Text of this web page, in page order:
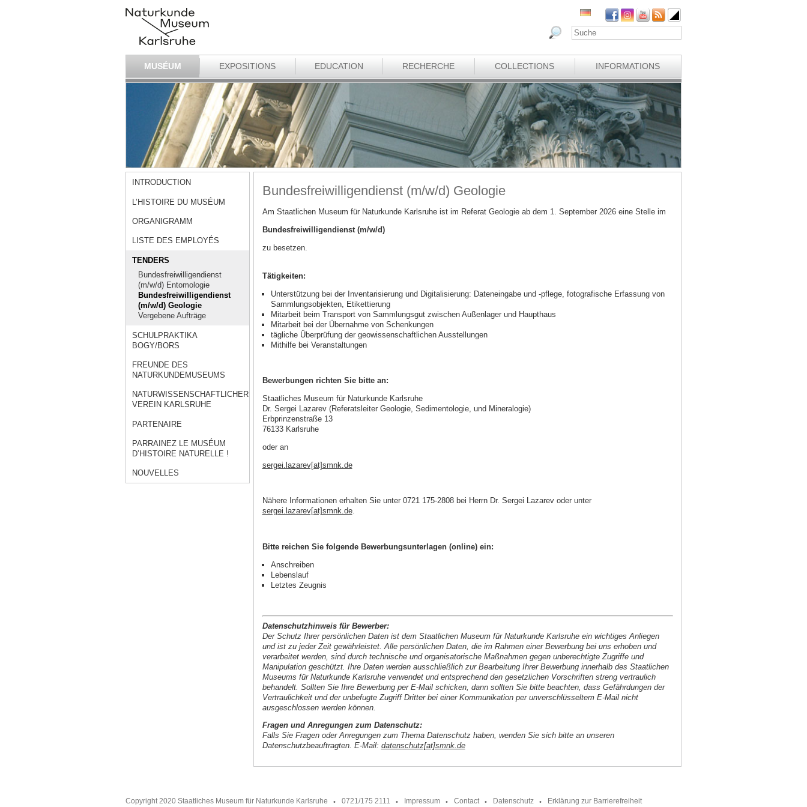
MUSÉUM EXPOSITIONS EDUCATION RECHERCHE COLLECTIONS INFORMATIONS
INTRODUCTION
L’HISTOIRE DU MUSÉUM
ORGANIGRAMM
LISTE DES EMPLOYÉS
TENDERS
Bundesfreiwilligendienst
(m/w/d) Entomologie
Bundesfreiwilligendienst
(m/w/d) Geologie
Vergebene Aufträge
SCHULPRAKTIKA
BOGY/BORS
FREUNDE DES
NATURKUNDEMUSEUMS
NATURWISSENSCHAFTLICHER
VEREIN KARLSRUHE
PARTENAIRE
PARRAINEZ LE MUSÉUM
D’HISTOIRE NATURELLE !
NOUVELLES
Bundesfreiwilligendienst (m/w/d) Geologie
Am Staatlichen Museum für Naturkunde Karlsruhe ist im Referat Geologie ab dem 1. September 2026 eine Stelle im
Bundesfreiwilligendienst (m/w/d)
zu besetzen.
Tätigkeiten:
Unterstützung bei der Inventarisierung und Digitalisierung: Dateneingabe und -pflege, fotografische Erfassung von
Sammlungsobjekten, Etikettierung
Mitarbeit beim Transport von Sammlungsgut zwischen Außenlager und Haupthaus
Mitarbeit bei der Übernahme von Schenkungen
tägliche Überprüfung der geowissenschaftlichen Ausstellungen
Mithilfe bei Veranstaltungen
Bewerbungen richten Sie bitte an:
Staatliches Museum für Naturkunde Karlsruhe
Dr. Sergei Lazarev (Referatsleiter Geologie, Sedimentologie, und Mineralogie)
Erbprinzenstraße 13
76133 Karlsruhe
oder an
sergei.lazarev[at]smnk.de
Nähere Informationen erhalten Sie unter 0721 175-2808 bei Herrn Dr. Sergei Lazarev oder unter
sergei.lazarev[at]smnk.de.
Bitte reichen Sie folgende Bewerbungsunterlagen (online) ein:
Anschreiben
Lebenslauf
Letztes Zeugnis
Datenschutzhinweis für Bewerber:
Der Schutz Ihrer persönlichen Daten ist dem Staatlichen Museum für Naturkunde Karlsruhe ein wichtiges Anliegen
und ist zu jeder Zeit gewährleistet. Alle persönlichen Daten, die im Rahmen einer Bewerbung bei uns erhoben und
verarbeitet werden, sind durch technische und organisatorische Maßnahmen gegen unberechtigte Zugriffe und
Manipulation geschützt. Ihre Daten werden ausschließlich zur Bearbeitung Ihrer Bewerbung innerhalb des Staatlichen
Museums für Naturkunde Karlsruhe verwendet und entsprechend den gesetzlichen Vorschriften streng vertraulich
behandelt. Sollten Sie Ihre Bewerbung per E-Mail schicken, dann sollten Sie bitte beachten, dass Gefährdungen der
Vertraulichkeit und der unbefugte Zugriff Dritter bei einer Kommunikation per unverschlüsseltem E-Mail nicht
ausgeschlossen werden können.
Fragen und Anregungen zum Datenschutz:
Falls Sie Fragen oder Anregungen zum Thema Datenschutz haben, wenden Sie sich bitte an unseren
Datenschutzbeauftragten. E-Mail: datenschutz[at]smnk.de
Copyright 2020 Staatliches Museum für Naturkunde Karlsruhe 0721/175 2111 Impressum Contact Datenschutz Erklärung zur Barrierefreiheit